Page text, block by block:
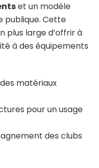
et un modèle
publique. Cette
plus large d’offrir à
à des équipements
matériaux
pour un usage
des clubs